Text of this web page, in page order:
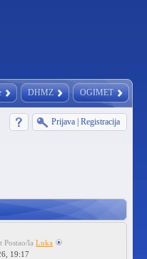
DHMZ OGIMET
Prijava Registracija
Postao/la Luka
19:17